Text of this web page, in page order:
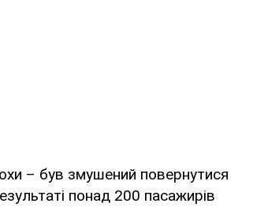
– був змушений повернутися
понад 200 пасажирів